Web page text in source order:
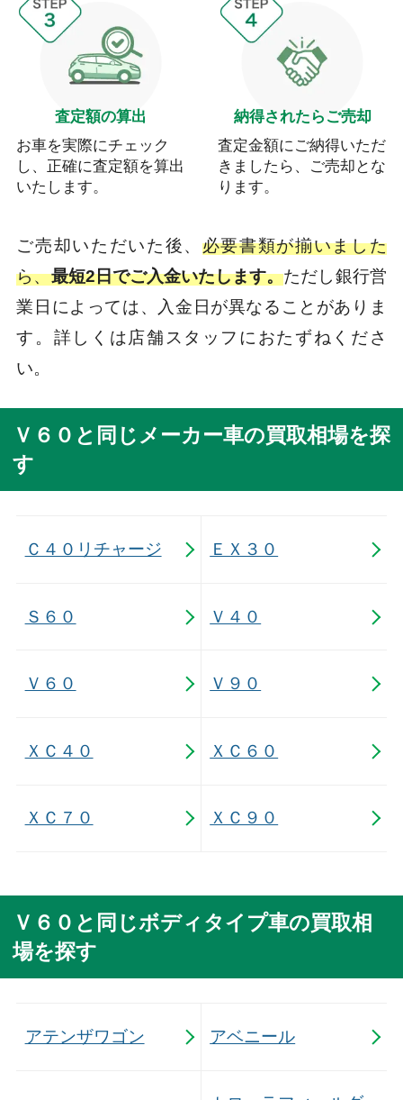
査定額の算出
お車を実際にチェック
し、正確に査定額を算出
いたします。
納得されたらご売却
査定金額にご納得いただ
きましたら、ご売却とな
ります。
ご売却いただいた後、 必要書類が揃いました
ら、最短2日でご入金いたします。ただし銀行営
業日によっては、入金日が異なることがありま
す。詳しくは店舗スタッフにおたずねくださ
い。
Ｖ６０と同じメーカー車の買取相場を探
す
Ｃ４０リチャージ ＥＸ３０
Ｓ６０ Ｖ４０
Ｖ６０ Ｖ９０
ＸＣ４０ ＸＣ６０
ＸＣ７０ ＸＣ９０
Ｖ６０と同じボディタイプ車の買取相
場を探す
アテンザワゴン アベニール